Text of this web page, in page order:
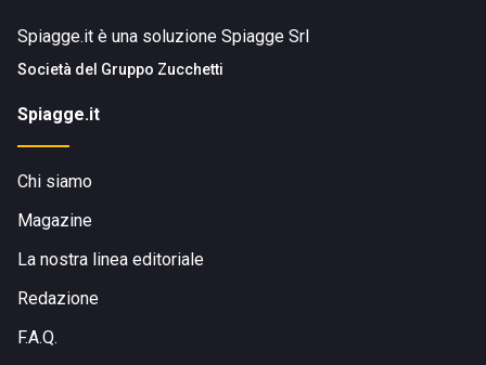
Spiagge.it è una soluzione Spiagge Srl
Società del Gruppo Zucchetti
Spiagge.it
Chi siamo
Magazine
La nostra linea editoriale
Redazione
F.A.Q.